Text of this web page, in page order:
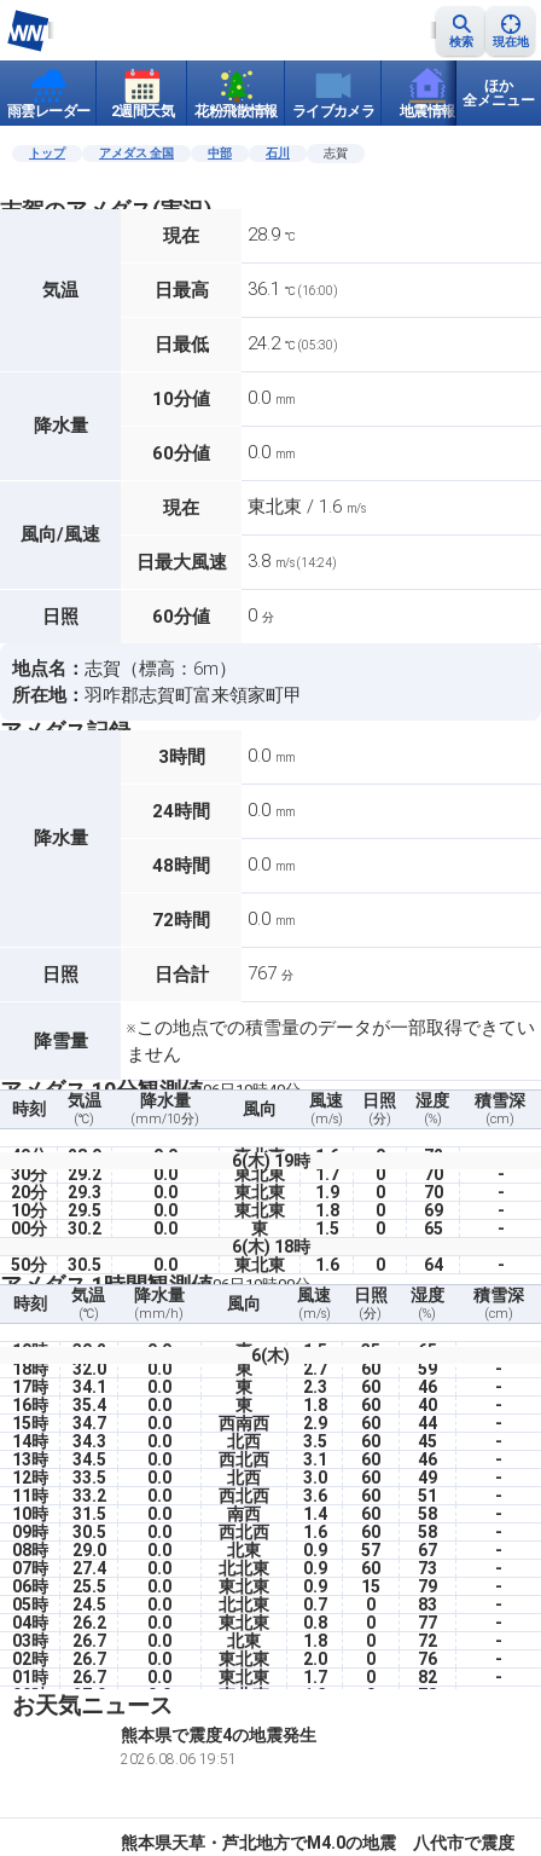
検索 現在地
雨雲レーダー 2週間天気 花粉飛散情報 ライブカメラ 地震情報 世界天
ほか
全メニュー
トップ アメダス 全国 中部 石川 志賀
志賀のアメダス(実況)
気温
現在 28.9 ℃
日最高 36.1 ℃ (16:00)
日最低 24.2 ℃ (05:30)
降水量
10分値 0.0 mm
60分値 0.0 mm
風向/風速
現在 東北東 / 1.6 m/s
日最大風速 3.8 m/s (14:24)
日照 60分値 0 分
地点名： 志賀（標高：6m）
所在地： 羽咋郡志賀町富来領家町甲
アメダス記録
降水量
3時間 0.0 mm
24時間 0.0 mm
48時間 0.0 mm
72時間 0.0 mm
日照 日合計 767 分
降雪量
※この地点での積雪量のデータが一部取得できてい
ません
アメダス 10分観測値06日19時40分
時刻 気温
(℃)
降水量
(mm/10分)
風向 風速
(m/s)
日照
(分)
湿度
(%)
積雪深
(cm)
6(木) 19時
40分 28.9 0.0 東北東 1.6 0 72
30分
29.2 0.0 東北東 1.7 0 70
-
20分
29.3 0.0 東北東 1.9 0 70
-
10分
29.5 0.0 東北東 1.8 0 69
-
00分
30.2 0.0 東 1.5 0 65
-
6(木) 18時
50分
30.5 0.0 東北東 1.6 0 64 -
アメダス 1時間観測値06日19時00分
時刻 気温
(℃)
降水量
(mm/h)
風向 風速
(m/s)
日照
(分)
湿度
(%)
積雪深
(cm)
6(木)
19時 30.2 0.0 東 1.5 35 65
18時
32.0 0.0 東 2.7 60 59
-
17時
34.1 0.0 東 2.3 60 46
-
16時
35.4 0.0 東 1.8 60 40
-
15時
34.7 0.0 西南西 2.9 60 44
-
14時
34.3 0.0 北西 3.5 60 45
-
13時
34.5 0.0 西北西 3.1 60 46
-
12時
33.5 0.0 北西 3.0 60 49
-
11時
33.2 0.0 西北西 3.6 60 51
-
10時
31.5 0.0 南西 1.4 60 58
-
09時
30.5 0.0 西北西 1.6 60 58
-
08時
29.0 0.0 北東 0.9 57 67
-
07時
27.4 0.0 北北東 0.9 60 73
-
06時
25.5 0.0 東北東 0.9 15 79
-
05時
24.5 0.0 北北東 0.7 0 83
-
04時
26.2 0.0 東北東 0.8 0 77
-
03時
26.7 0.0 北東 1.8 0 72
-
02時
26.7 0.0 東北東 2.0 0 76
-
01時
26.7 0.0 東北東 1.7 0 82
-
00時
27.0 0.0 東北東 1.3 0 78
0.0 北東 2.1
0.0 北北東
0.0 北北東
お天気ニュース
熊本県で震度4の地震発生
2026.08.06 19:51
熊本県天草・芦北地方でM4.0の地震 八代市で震度